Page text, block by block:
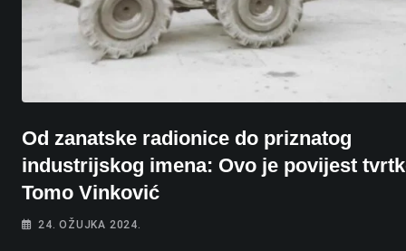
Od zanatske radionice do priznatog
industrijskog imena: Ovo je povijest
Tomo Vinković
24. OŽUJKA 2024.